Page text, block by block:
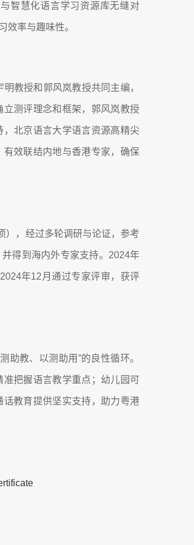
智慧化语言学习资源库无缝对
效率与趣味性。
教授和郭风岚教授共同主编，
测评理念和框架，郭风岚教授
北京语言大学语言资源高精尖
效联结内地与香港专家，确保
），经过多轮调研与论证，参考
得到海内外专家支持。2024年
年12月通过专家评审，获评
助教、以测助用”的良性循环。
把握语言教学重点；幼儿园可
教育提供坚实支持，助力粤港